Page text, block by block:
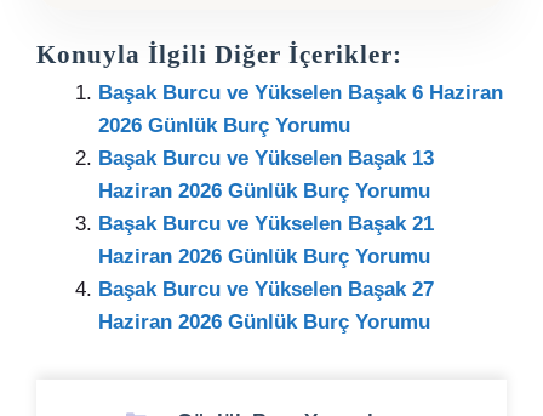
Konuyla İlgili Diğer İçerikler:
Başak Burcu ve Yükselen Başak 6 Haziran
2026 Günlük Burç Yorumu
Başak Burcu ve Yükselen Başak 13
Haziran 2026 Günlük Burç Yorumu
Başak Burcu ve Yükselen Başak 21
Haziran 2026 Günlük Burç Yorumu
Başak Burcu ve Yükselen Başak 27
Haziran 2026 Günlük Burç Yorumu